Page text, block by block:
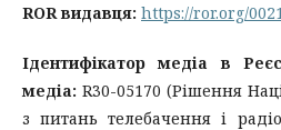
ROR видавця: https://ror.org/
Ідентифікатор медіа в
медіа: R30-05170 (Рішення
з питань телебачення і